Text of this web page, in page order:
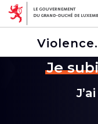
Hit enter to
Je